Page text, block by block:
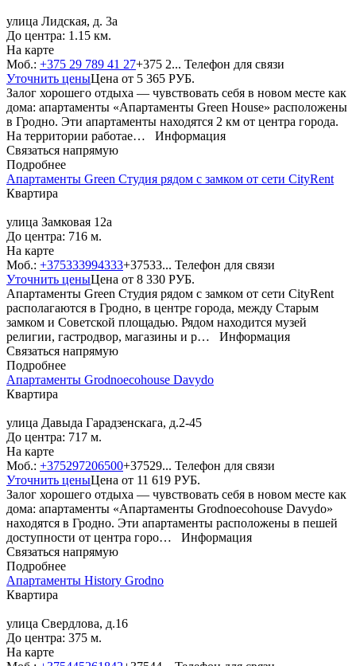
улица Лидская, д. 3а
До центра: 1.15 км.
На карте
Моб.: +375 29 789 41 27+375 2... Телефон для связи
Уточнить ценыЦена от 5 365 РУБ.
Залог хорошего отдыха — чувствовать себя в новом месте как
дома: апартаменты «Апартаменты Green House» расположены
в Гродно. Эти апартаменты находятся 2 км от центра города.
На территории работае… Информация
Связаться напрямую
Подробнее
Апартаменты Green Студия рядом с замком от сети CityRent
Квартира
улица Замковая 12а
До центра: 716 м.
На карте
Моб.: +375333994333+37533... Телефон для связи
Уточнить ценыЦена от 8 330 РУБ.
Апартаменты Green Студия рядом с замком от сети CityRent
располагаются в Гродно, в центре города, между Старым
замком и Советской площадью. Рядом находится музей
религии, гастродвор, магазины и р… Информация
Связаться напрямую
Подробнее
Апартаменты Grodnoecohouse Davydo
Квартира
улица Давыда Гарадзенскага, д.2-45
До центра: 717 м.
На карте
Моб.: +375297206500+37529... Телефон для связи
Уточнить ценыЦена от 11 619 РУБ.
Залог хорошего отдыха — чувствовать себя в новом месте как
дома: апартаменты «Апартаменты Grodnoecohouse Davydo»
находятся в Гродно. Эти апартаменты расположены в пешей
доступности от центра горо… Информация
Связаться напрямую
Подробнее
Апартаменты History Grodno
Квартира
улица Свердлова, д.16
До центра: 375 м.
На карте